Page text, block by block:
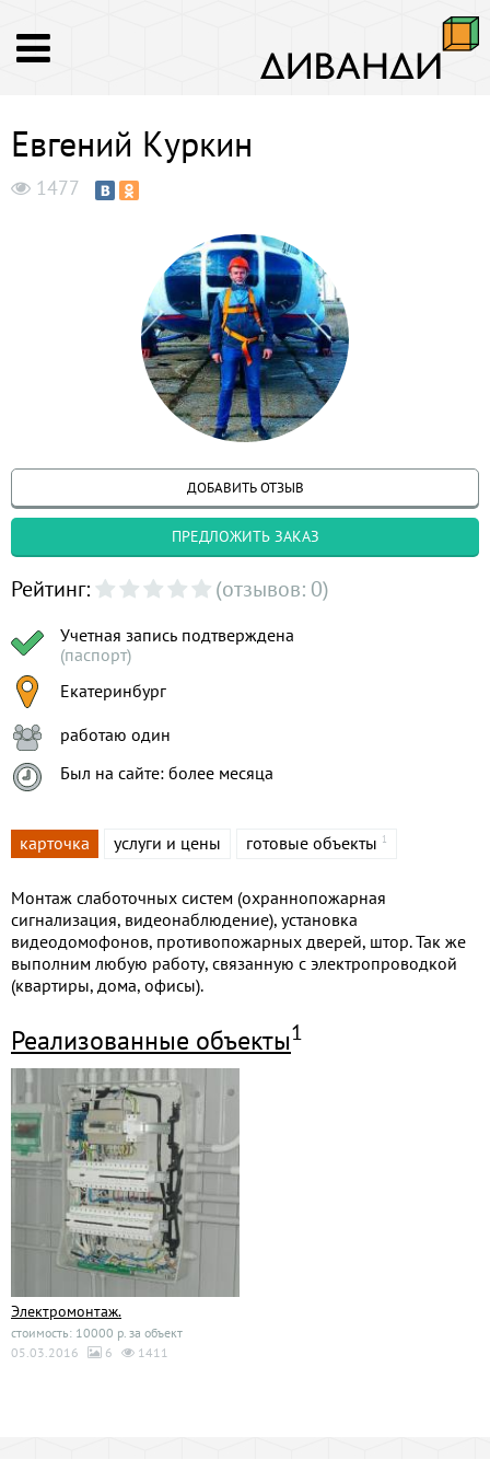
Евгений Куркин
1477
ДОБАВИТЬ ОТЗЫВ
ПРЕДЛОЖИТЬ ЗАКАЗ
Рейтинг: (отзывов: 0)
Учетная запись подтверждена
(паспорт)
Екатеринбург
работаю один
Был на сайте: более месяца
карточка услуги и цены готовые объекты 1
Монтаж слаботочных систем (охраннопожарная
сигнализация, видеонаблюдение), установка
видеодомофонов, противопожарных дверей, штор. Так же
выполним любую работу, связанную с электропроводкой
(квартиры, дома, офисы).
Реализованные объекты1
Электромонтаж.
стоимость: 10000 р. за объект
05.03.2016
6 1411